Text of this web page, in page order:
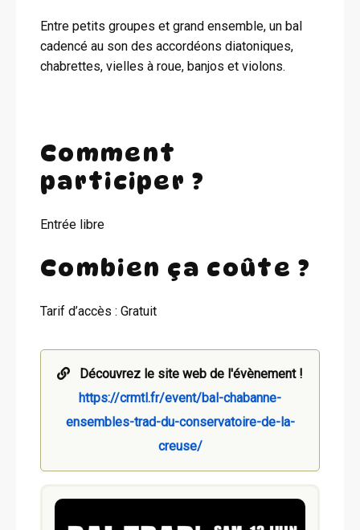
Entre petits groupes et grand ensemble, un bal
cadencé au son des accordéons diatoniques,
chabrettes, vielles à roue, banjos et violons.
Comment
participer ?
Entrée libre
Combien ça coûte ?
Tarif d’accès : Gratuit
Découvrez le site web de l'évènement !
https://crmtl.fr/event/bal-chabanne-
ensembles-trad-du-conservatoire-de-la-
creuse/